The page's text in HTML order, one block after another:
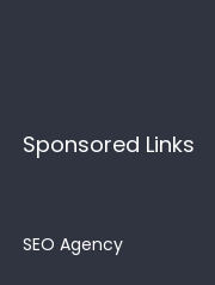
Sponsored Links
SEO Agency